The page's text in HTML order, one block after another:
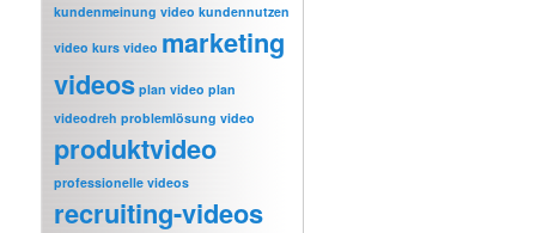
kundenmeinung video kundennutzen
video kurs video marketing
videos plan video plan
videodreh problemlösung video
produktvideo
professionelle videos
recruiting-videos